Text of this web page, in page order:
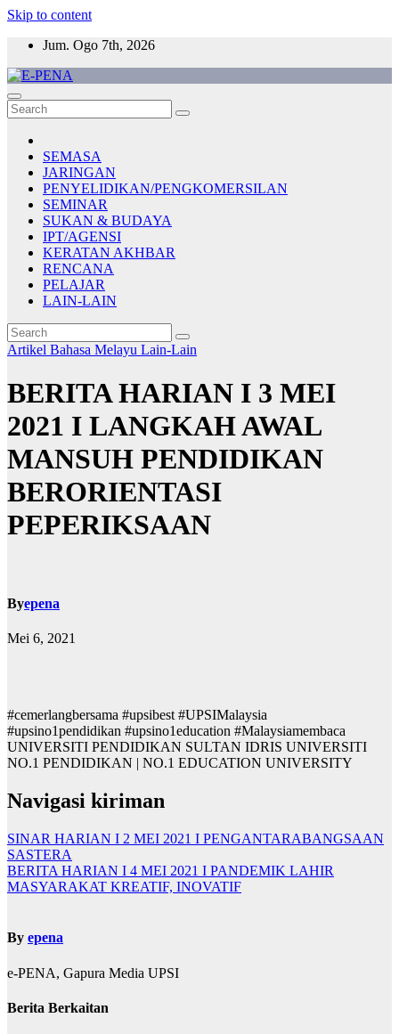
Skip to content
Jum. Ogo 7th, 2026
E-PENA
Berita Digital Terkini
SEMASA
JARINGAN
PENYELIDIKAN/PENGKOMERSILAN
SEMINAR
SUKAN & BUDAYA
IPT/AGENSI
KERATAN AKHBAR
RENCANA
PELAJAR
LAIN-LAIN
Artikel Bahasa Melayu Lain-Lain
BERITA HARIAN I 3 MEI
2021 I LANGKAH AWAL
MANSUH PENDIDIKAN
BERORIENTASI
PEPERIKSAAN
Byepena
Mei 6, 2021
#cemerlangbersama #upsibest #UPSIMalaysia
#upsino1pendidikan #upsino1education #Malaysiamembaca
UNIVERSITI PENDIDIKAN SULTAN IDRIS UNIVERSITI
NO.1 PENDIDIKAN | NO.1 EDUCATION UNIVERSITY
Navigasi kiriman
SINAR HARIAN I 2 MEI 2021 I PENGANTARABANGSAAN
SASTERA
BERITA HARIAN I 4 MEI 2021 I PANDEMIK LAHIR
MASYARAKAT KREATIF, INOVATIF
By epena
e-PENA, Gapura Media UPSI
Berita Berkaitan